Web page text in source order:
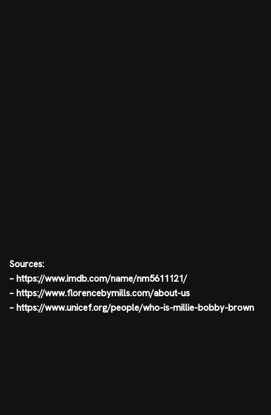
Sources:
– https://www.imdb.com/name/nm5611121/
– https://www.florencebymills.com/about-us
– https://www.unicef.org/people/who-is-millie-bobby-brown